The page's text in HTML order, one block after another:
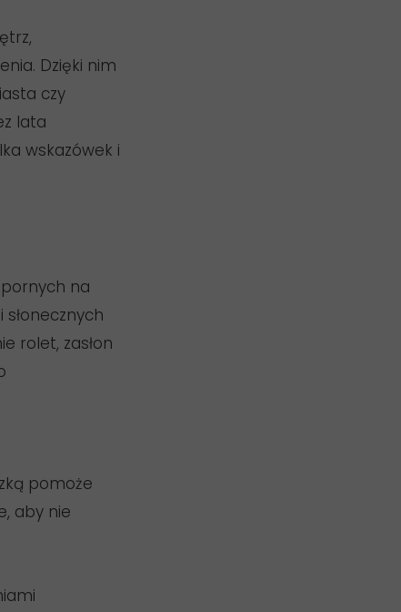
Dzięki nim
czy
lata
wskazówek i
na
rolet, zasłon
pomoże
aby nie